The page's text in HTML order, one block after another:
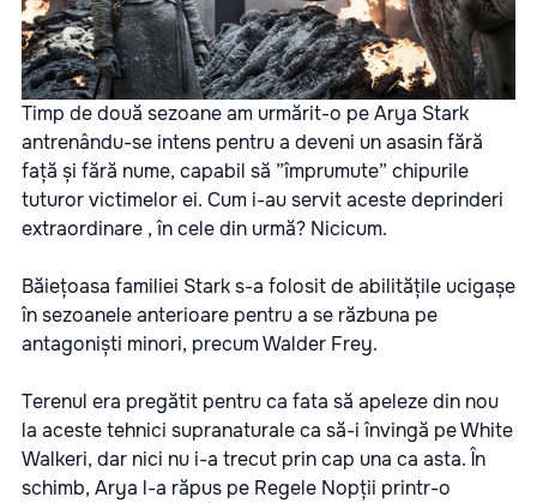
Timp de două sezoane am urmărit-o pe Arya Stark
antrenându-se intens pentru a deveni un asasin fără
față și fără nume, capabil să ”împrumute” chipurile
tuturor victimelor ei. Cum i-au servit aceste deprinderi
extraordinare , în cele din urmă? Nicicum.
Băiețoasa familiei Stark s-a folosit de abilitățile ucigașe
în sezoanele anterioare pentru a se răzbuna pe
antagoniști minori, precum Walder Frey.
Terenul era pregătit pentru ca fata să apeleze din nou
la aceste tehnici supranaturale ca să-i învingă pe White
Walkeri, dar nici nu i-a trecut prin cap una ca asta. În
schimb, Arya l-a răpus pe Regele Nopții printr-o